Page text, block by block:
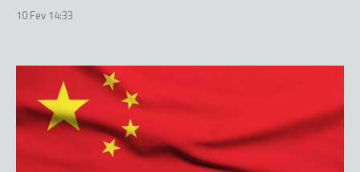
10 Fev 14:33